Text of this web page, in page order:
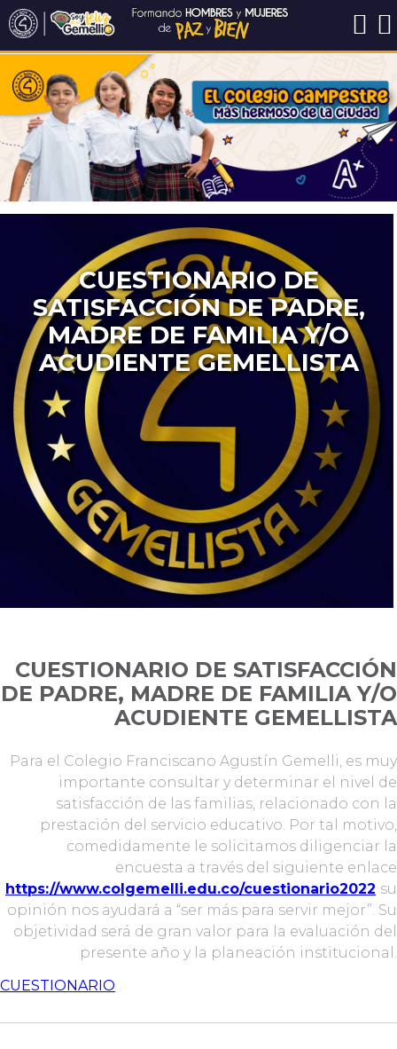
CUESTIONARIO DE
SATISFACCIÓN DE PADRE,
MADRE DE FAMILIA Y/O
ACUDIENTE GEMELLISTA
CUESTIONARIO DE SATISFACCIÓN
DE PADRE, MADRE DE FAMILIA Y/O
ACUDIENTE GEMELLISTA
Para el Colegio Franciscano Agustín Gemelli, es muy
importante consultar y determinar el nivel de
satisfacción de las familias, relacionado con la
prestación del servicio educativo. Por tal motivo,
comedidamente le solicitamos diligenciar la
encuesta a través del siguiente enlace
https://www.colgemelli.edu.co/cuestionario2022 su
opinión nos ayudará a “ser más para servir mejor”. Su
objetividad será de gran valor para la evaluación del
presente año y la planeación institucional.
CUESTIONARIO